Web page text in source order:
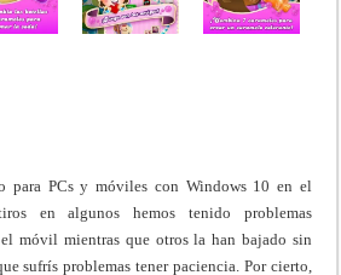
para PCs y móviles con Windows 10 en el
en algunos hemos tenido problemas
móvil mientras que otros la han bajado sin
sufrís problemas tener paciencia. Por cierto,